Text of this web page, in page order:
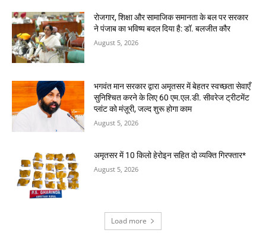
रोजगार, शिक्षा और सामाजिक समानता के बल पर सरकार
ने पंजाब का भविष्य बदल दिया है: डॉ. बलजीत कौर
August 5, 2026
भगवंत मान सरकार द्वारा अमृतसर में बेहतर स्वच्छता सेवाएँ
सुनिश्चित करने के लिए 60 एम.एल.डी. सीवरेज ट्रीटमेंट
प्लांट को मंज़ूरी, जल्द शुरू होगा काम
August 5, 2026
अमृतसर में 10 किलो हेरोइन सहित दो व्यक्ति गिरफ्तार*
August 5, 2026
Load more